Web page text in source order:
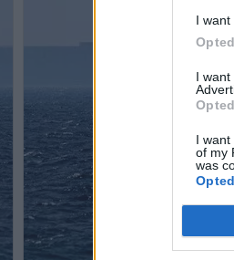
I want
I
I
of my
was